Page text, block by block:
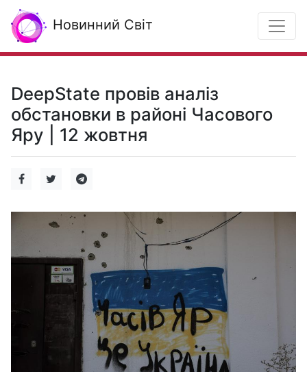
Новинний Світ
DeepState провів аналіз
обстановки в районі Часового
Яру | 12 жовтня